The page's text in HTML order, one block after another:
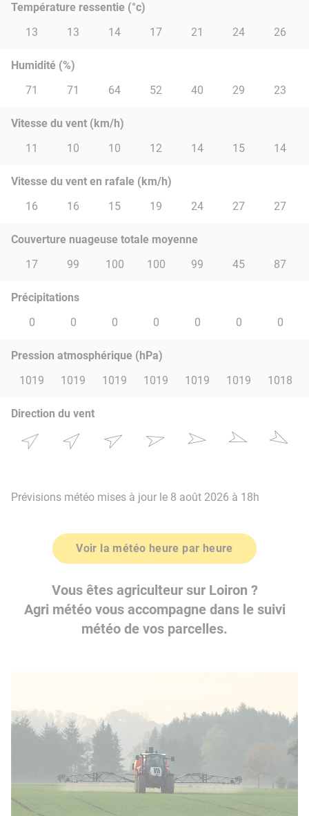
Température ressentie (°c)
13
13 14 17 21 24 26
Humidité (%)
71
71 64 52 40 29 23
Vitesse du vent (km/h)
11
10 10 12 14 15 14
Vitesse du vent en rafale (km/h)
16
16 15 19 24 27 27
Couverture nuageuse totale moyenne
17
99 100 100 99 45 87
Précipitations
0
0 0 0 0 0 0
Pression atmosphérique (hPa)
1019
1019 1019 1019 1019 1019 1018
Direction du vent
Prévisions météo mises à jour le 8 août 2026 à 18h
Voir la météo heure par heure
Vous êtes agriculteur sur Loiron ?
Agri météo vous accompagne dans le suivi
météo de vos parcelles.